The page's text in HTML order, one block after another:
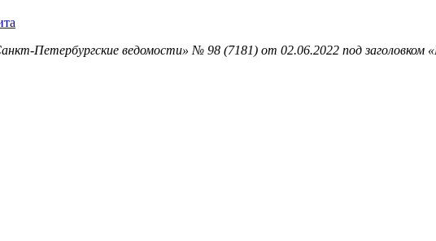
Петербургские ведомости» № 98 (7181) от 02.06.2022 под